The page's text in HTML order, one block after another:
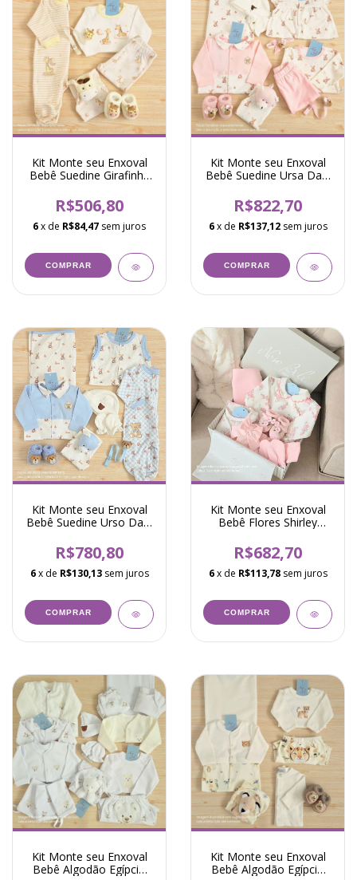
Kit Monte seu Enxoval
Bebê Suedine Girafinha
R$506,80
6x de R$84,47 sem juros
COMPRAR
Kit Monte seu Enxoval
Bebê Suedine Ursa Dani
R$822,70
6 x de R$137,12 sem juros
COMPRAR
Kit Monte seu Enxoval
Bebê Suedine Urso Dani
R$780,80
6 x de R$130,13 sem juros
COMPRAR
Kit Monte seu Enxoval
Bebê Flores Shirley
R$682,70
6 x de R$113,78 sem juros
COMPRAR
Kit Monte seu Enxoval
Bebê Algodão Egípcio
Kit Monte seu Enxoval
Bebê Algodão Egípcio